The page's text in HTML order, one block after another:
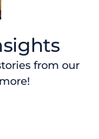
from our